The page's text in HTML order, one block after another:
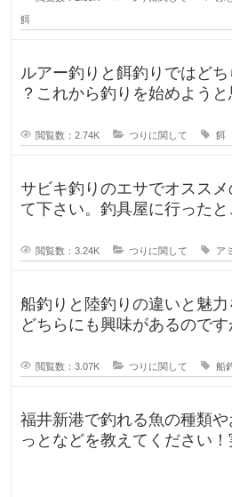
餌
ルアー釣りと餌釣りではど
？これから釣りを始めよう
閲覧数：2.74K つりに関して 餌
サビキ釣りのエサでオススメ
て下さい。釣具屋に行った
閲覧数：3.24K つりに関して ア
船釣りと陸釣りの違いと魅力
どちらにも興味があるので
閲覧数：3.07K つりに関して 船
福井新港で釣れる魚の種類
っとなどを教えてください